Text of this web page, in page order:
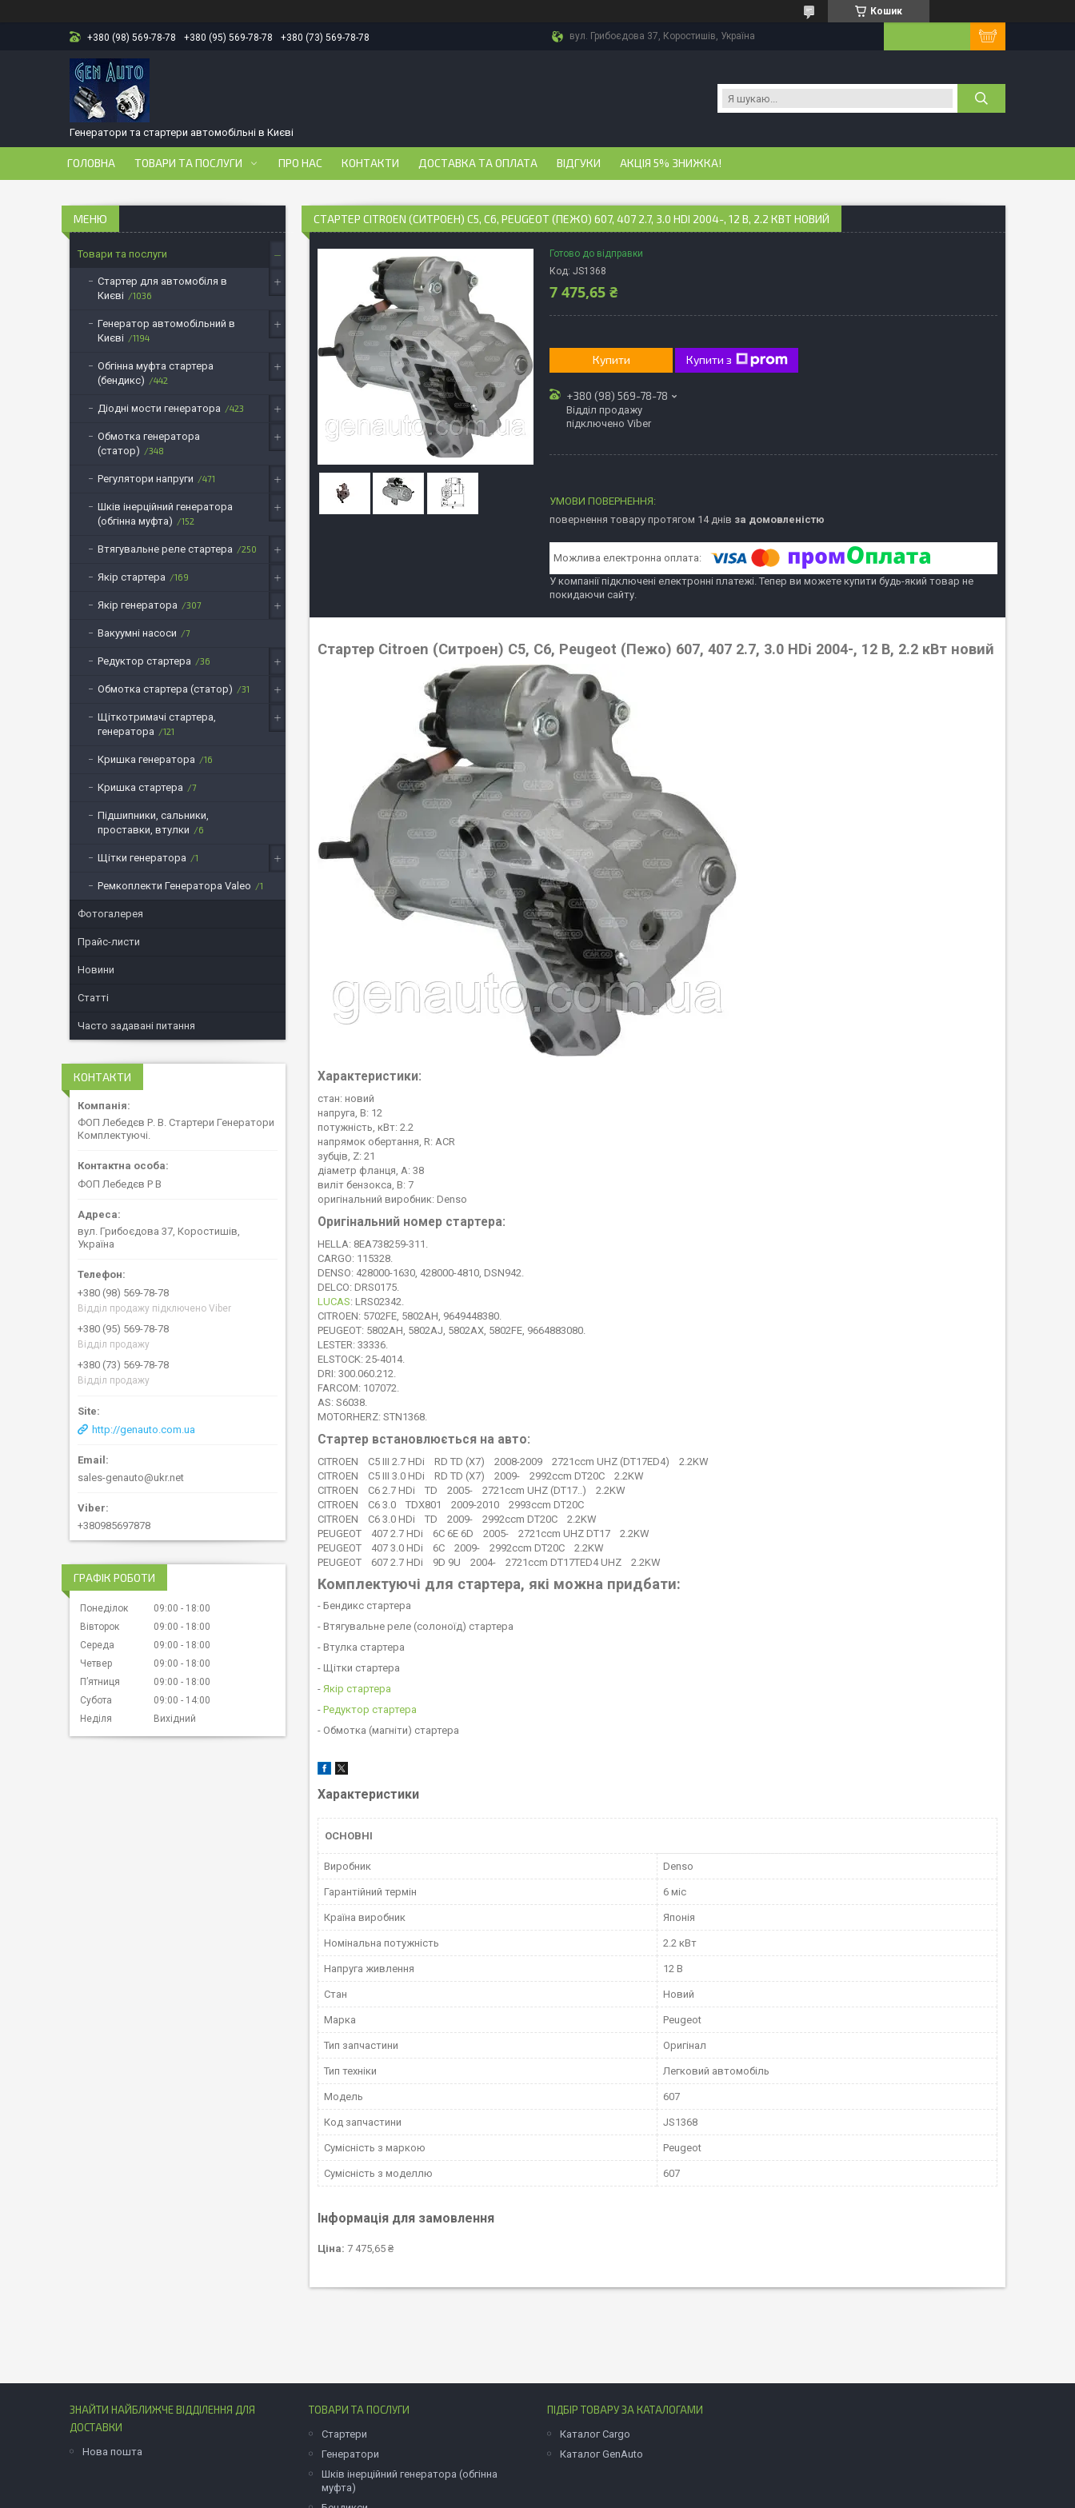
Кошик
+380 (98) 569-78-78 +380 (95) 569-78-78 +380 (73) 569-78-78 вул. Грибоєдова 37, Коростишів, Україна
Генератори та стартери автомобільні в Києві
ГОЛОВНА ТОВАРИ ТА ПОСЛУГИ ПРО НАС КОНТАКТИ ДОСТАВКА ТА ОПЛАТА ВІДГУКИ АКЦІЯ 5% ЗНИЖКА!
СТАРТЕР CITROEN (СИТРОЕН) C5, C6, PEUGEOT (ПЕЖО) 607, 407 2.7, 3.0 HDI 2004-, 12 В, 2.2 КВТ НОВИЙ
Готово до відправки
Код: JS1368
7 475,65 ₴
Купити Купити з
+380 (98) 569-78-78
Відділ продажу
підключено Viber
повернення товару протягом 14 днів за домовленістю
У компанії підключені електронні платежі. Тепер ви можете купити будь-який товар не
покидаючи сайту.
Стартер Citroen (Ситроен) C5, C6, Peugeot (Пежо) 607, 407 2.7, 3.0 HDi 2004-, 12 В, 2.2 кВт новий
Характеристики:
стан: новий
напруга, В: 12
потужність, кВт: 2.2
напрямок обертання, R: ACR
зубців, Z: 21
діаметр фланця, A: 38
виліт бензокса, B: 7
оригінальний виробник: Denso
Оригінальний номер стартера:
HELLA: 8EA738259-311.
CARGO: 115328.
DENSO: 428000-1630, 428000-4810, DSN942.
DELCO: DRS0175.
LUCAS: LRS02342.
CITROEN: 5702FE, 5802AH, 9649448380.
PEUGEOT: 5802AH, 5802AJ, 5802AX, 5802FE, 9664883080.
LESTER: 33336.
ELSTOCK: 25-4014.
DRI: 300.060.212.
FARCOM: 107072.
AS: S6038.
MOTORHERZ: STN1368.
Стартер встановлюється на авто:
CITROEN C5 III 2.7 HDi RD TD (X7) 2008-2009 2721ccm UHZ (DT17ED4) 2.2KW
CITROEN C5 III 3.0 HDi RD TD (X7) 2009- 2992ccm DT20C 2.2KW
CITROEN C6 2.7 HDi TD 2005- 2721ccm UHZ (DT17..) 2.2KW
CITROEN C6 3.0 TDX801 2009-2010 2993ccm DT20C
CITROEN C6 3.0 HDi TD 2009- 2992ccm DT20C 2.2KW
PEUGEOT 407 2.7 HDi 6C 6E 6D 2005- 2721ccm UHZ DT17 2.2KW
PEUGEOT 407 3.0 HDi 6C 2009- 2992ccm DT20C 2.2KW
PEUGEOT 607 2.7 HDi 9D 9U 2004- 2721ccm DT17TED4 UHZ 2.2KW
Комплектуючі для стартера, які можна придбати:
- Бендикс стартера
- Втягувальне реле (солоноїд) стартера
- Втулка стартера
- Щітки стартера
- Якір стартера
- Редуктор стартера
- Обмотка (магніти) стартера
Характеристики
ОСНОВНІ
Виробник Denso
Гарантійний термін 6 міс
Країна виробник Японія
Номінальна потужність 2.2 кВт
Напруга живлення 12 В
Стан Новий
Марка Peugeot
Тип запчастини Оригінал
Тип техніки Легковий автомобіль
Модель 607
Код запчастини JS1368
Сумісність з маркою Peugeot
Сумісність з моделлю 607
Інформація для замовлення
Ціна: 7 475,65 ₴
Товари та послуги
Стартер для автомобіля в
Києві
1036
Генератор автомобільний в
Києві
1194
Обгінна муфта стартера
(бендикс)
442
Діодні мости генератора 423
Обмотка генератора
(статор)
348
Регулятори напруги 471
Шків інерційний генератора
(обгінна муфта)
152
Втягувальне реле стартера 250
Якір стартера 169
Якір генератора 307
Вакуумні насоси 7
Редуктор стартера 36
Обмотка стартера (статор) 31
Щіткотримачі стартера,
генератора
121
Кришка генератора 16
Кришка стартера 7
Підшипники, сальники,
проставки, втулки
6
Щітки генератора 1
Ремкоплекти Генератора Valeo 1
Фотогалерея
Прайс-листи
Новини
Статті
Часто задавані питання
КОНТАКТИ
ФОП Лебедєв Р. В. Стартери Генератори
Комплектуючі.
ФОП Лебедєв Р В
вул. Грибоєдова 37, Коростишів,
Україна
+380 (98) 569-78-78
Відділ продажу підключено Viber
+380 (95) 569-78-78
Відділ продажу
+380 (73) 569-78-78
Відділ продажу
http://genauto.com.ua
sales-genauto@ukr.net
+380985697878
ГРАФІК РОБОТИ
Понеділок 09:00
18:00
Вівторок
09:00
18:00
Середа
09:00
18:00
Четвер
09:00
18:00
Пʼятниця
09:00
18:00
Субота
09:00
14:00
Неділя
Вихідний
ЗНАЙТИ НАЙБЛИЖЧЕ ВІДДІЛЕННЯ ДЛЯ
ДОСТАВКИ
Нова пошта
ТОВАРИ ТА ПОСЛУГИ
Стартери
Генератори
Шків інерційний генератора (обгінна
муфта)
ПІДБІР ТОВАРУ ЗА КАТАЛОГАМИ
Каталог Cargo
Каталог GenAuto